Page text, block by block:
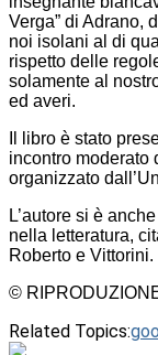
Verga” di Adrano,
noi isolani al di
rispetto delle
solamente al
ed averi.
Il libro è stato
incontro moderato
organizzato
L’autore si è
nella letteratura,
Roberto e Vittorini.
©
Related Topics: